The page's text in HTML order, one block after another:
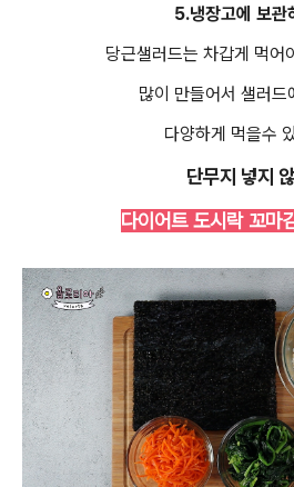
5.냉장고에 보관
당근샐러드는 차갑게 먹어
많이 만들어서 샐러드
다양하게 먹을수
단무지 넣지
다이어트 도시락 꼬마